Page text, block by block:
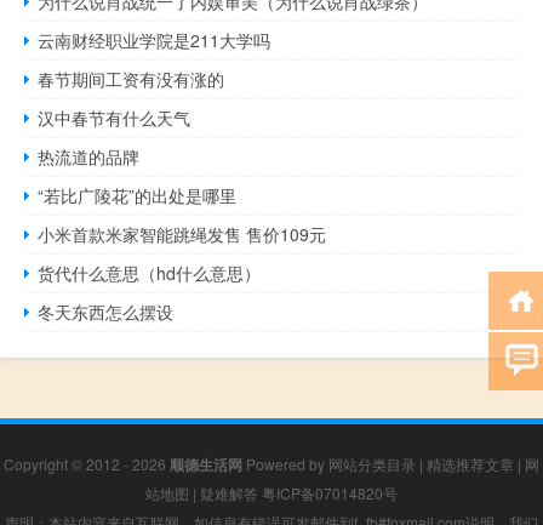
云南财经职业学院是211大学吗
春节期间工资有没有涨的
汉中春节有什么天气
热流道的品牌
“若比广陵花”的出处是哪里
小米首款米家智能跳绳发售 售价109元
货代什么意思（hd什么意思）
冬天东西怎么摆设
Copyright © 2012 - 2026 顺德生活网 Powered by 网站分类目录 | 精选推荐文章 | 网
站地图 | 疑难解答 粤ICP备07014820号